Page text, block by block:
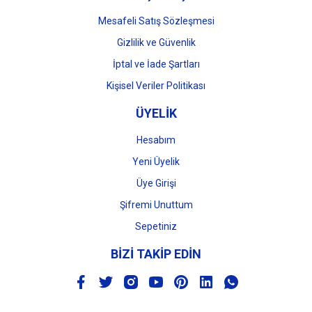
Mesafeli Satış Sözleşmesi
Gizlilik ve Güvenlik
İptal ve İade Şartları
Kişisel Veriler Politikası
ÜYELİK
Hesabım
Yeni Üyelik
Üye Girişi
Şifremi Unuttum
Sepetiniz
BİZİ TAKİP EDİN